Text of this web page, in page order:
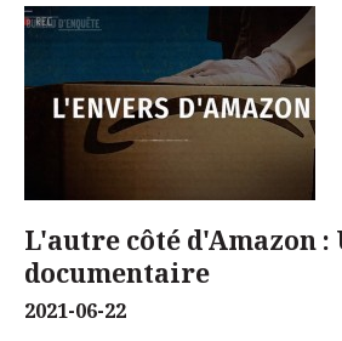
L'autre côté d'Amazon :
documentaire
2021-06-22